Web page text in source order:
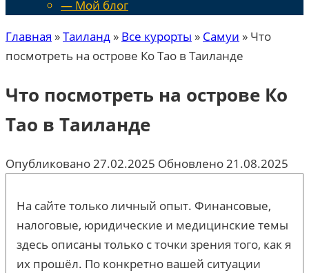
— Мой блог
Главная »Таиланд » Все курорты » Самуи » Что
посмотреть на острове Ко Тао в Таиланде
Что посмотреть на острове Ко
Тао в Таиланде
Опубликовано27.02.2025 Обновлено21.08.2025
На сайте только личный опыт. Финансовые,
налоговые, юридические и медицинские темы
здесь описаны только с точки зрения того, как я
их прошёл. По конкретно вашей ситуации